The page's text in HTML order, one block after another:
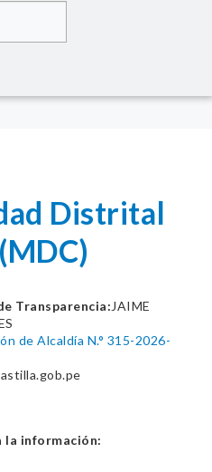
Distrital
Transparencia: JAIME
de Alcaldía N.° 315-2026-
la información: